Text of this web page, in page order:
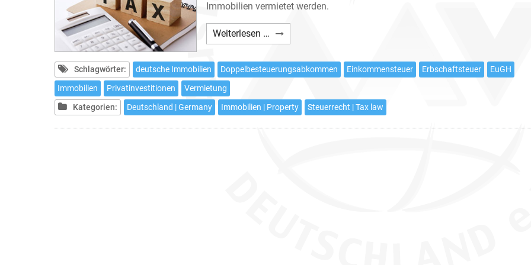
Immobilien vermietet werden.
Weiterlesen … Deutsche
Besteuerung
ausländischer
Immobilieninvestoren
Schlagwörter: deutsche Immobilien Doppelbesteuerungsabkommen Einkommensteuer Erbschaftsteuer
EuGH
Immobilien
Privatinvestitionen
Vermietung
Kategorien:
Deutschland | Germany Immobilien | Property Steuerrecht | Tax law